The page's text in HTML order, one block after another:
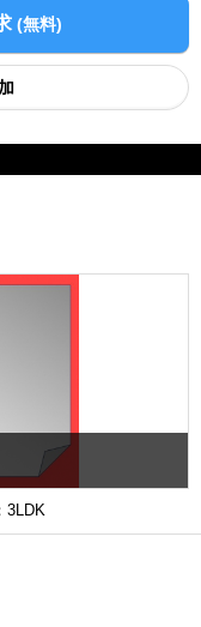
(無料)
3LDK